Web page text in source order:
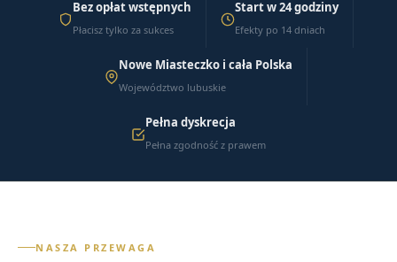
Bez opłat wstępnych
Płacisz tylko za sukces
Start w 24 godziny
Efekty po 14 dniach
Nowe Miasteczko i cała Polska
Województwo lubuskie
Pełna dyskrecja
Pełna zgodność z prawem
NASZA PRZEWAGA